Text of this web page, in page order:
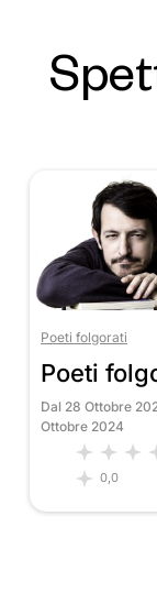
Poeti folgorati
Poeti
Dal 28 Ottobre
Ottobre 2024
0,0